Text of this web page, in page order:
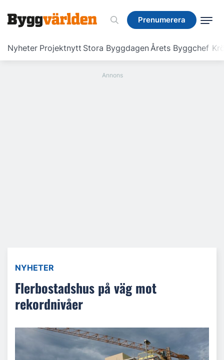
Prenumerera
Nyheter Projektnytt Stora ByggdagenÅrets Byggchef
Prenumerera
NYHETER
Flerbostadshus på väg mot
rekordnivåer